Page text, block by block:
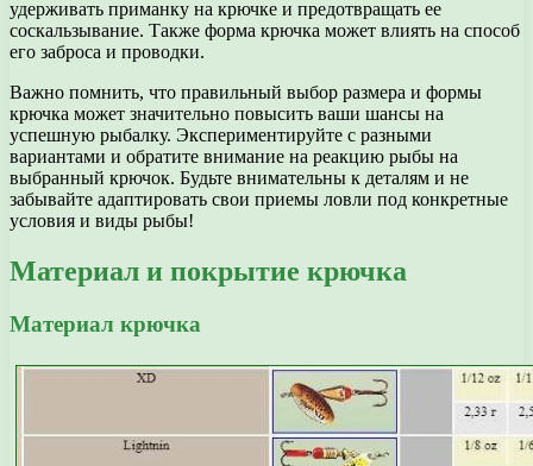
удерживать приманку на крючке и предотвращать ее
соскальзывание. Также форма крючка может влиять на способ
его заброса и проводки.
Важно помнить, что правильный выбор размера и формы
крючка может значительно повысить ваши шансы на
успешную рыбалку. Экспериментируйте с разными
вариантами и обратите внимание на реакцию рыбы на
выбранный крючок. Будьте внимательны к деталям и не
забывайте адаптировать свои приемы ловли под конкретные
условия и виды рыбы!
Материал и покрытие крючка
Материал крючка